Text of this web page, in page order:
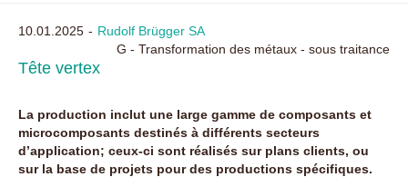
10.01.2025
Rudolf Brügger SA
G - Transformation des métaux - sous traitance
Tête vertex
La production inclut une large gamme de composants et
microcomposants destinés à différents secteurs
d’application; ceux-ci sont réalisés sur plans clients, ou
sur la base de projets pour des productions spécifiques.